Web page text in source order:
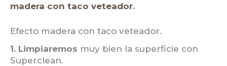
madera con taco veteador.
Efecto madera con taco veteador.
1. Limpiaremos muy bien la superficie con
Superclean.